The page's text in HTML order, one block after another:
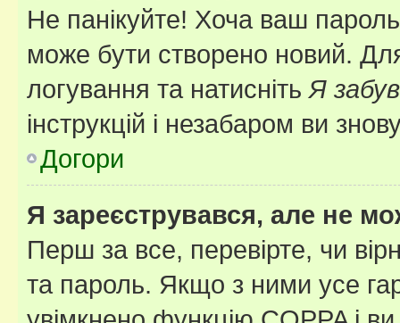
Не панікуйте! Хоча ваш
може бути створено новий.
логування та натисніть Я
інструкцій і незабаром ви
Догори
Я зареєструвався, але не
Перш за все, перевірте, чи
та пароль. Якщо з ними усе